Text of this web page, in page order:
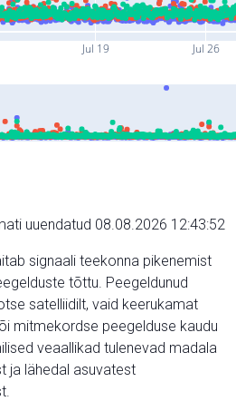
Jul 19 Jul 26
uuendatud 08.08.2026 12:43:52
signaali teekonna pikenemist
tõttu. Peegeldunud
satelliidilt, vaid keerukamat
mitmekordse peegelduse kaudu
veaallikad tulenevad madala
ja lähedal asuvatest